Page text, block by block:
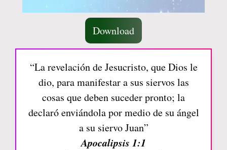
Download
“La revelación de Jesucristo, que Dios le
dio, para manifestar a sus siervos las
cosas que deben suceder pronto; la
declaró enviándola por medio de su ángel
a su siervo Juan”
Apocalipsis 1:1